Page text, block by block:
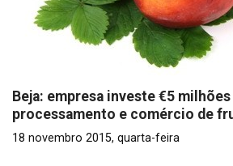
Beja: empresa investe €5 milhões
processamento e comércio de
18 novembro 2015, quarta-feira